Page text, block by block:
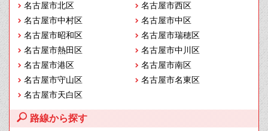
名古屋市北区
名古屋市西区
名古屋市中村区
名古屋市中区
名古屋市昭和区
名古屋市瑞穂区
名古屋市熱田区
名古屋市中川区
名古屋市港区
名古屋市南区
名古屋市守山区
名古屋市名東区
名古屋市天白区
路線から探す